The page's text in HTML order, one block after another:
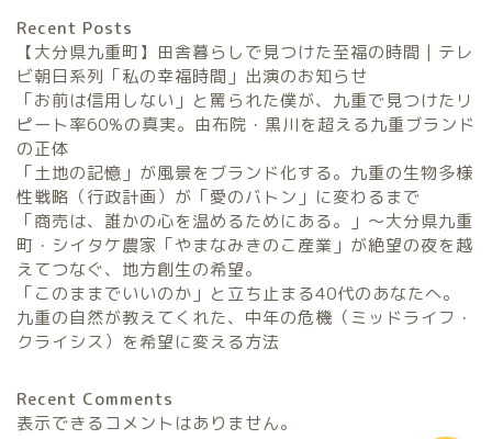
Recent Posts
【大分県九重町】田舎暮らしで見つけた至福の時間 | テレ
ビ朝日系列「私の幸福時間」出演のお知らせ
「お前は信用しない」と罵られた僕が、九重で見つけたリ
ピート率60%の真実。由布院・黒川を超える九重ブランド
の正体
「土地の記憶」が風景をブランド化する。九重の生物多様
性戦略（行政計画）が「愛のバトン」に変わるまで
「商売は、誰かの心を温めるためにある。」〜大分県九重
町・シイタケ農家「やまなみきのこ産業」が絶望の夜を越
えてつなぐ、地方創生の希望。
「このままでいいのか」と立ち止まる40代のあなたへ。
九重の自然が教えてくれた、中年の危機（ミッドライフ・
クライシス）を希望に変える方法
Recent Comments
表示できるコメントはありません。
農家民宿FarmStay
暮らしと農のタネLifeStyle
観光地域づくりタネ
TourismDevelopment
田舎の仕事のタネ
SatoyamaWorks